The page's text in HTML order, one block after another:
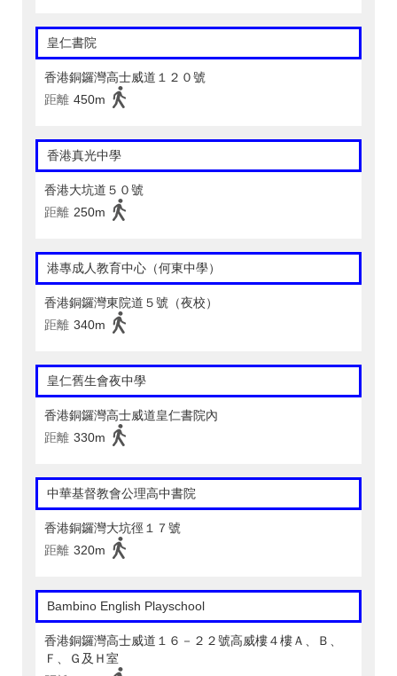
皇仁書院
香港銅鑼灣高士威道１２０號
距離 450m
香港真光中學
香港大坑道５０號
距離 250m
港專成人教育中心（何東中學）
香港銅鑼灣東院道５號（夜校）
距離 340m
皇仁舊生會夜中學
香港銅鑼灣高士威道皇仁書院內
距離 330m
中華基督教會公理高中書院
香港銅鑼灣大坑徑１７號
距離 320m
Bambino English Playschool
香港銅鑼灣高士威道１６－２２號高威樓４樓Ａ、Ｂ、
Ｆ、Ｇ及Ｈ室